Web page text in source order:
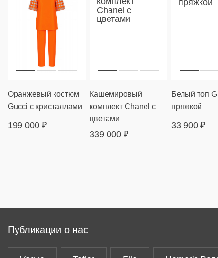
Оранжевый костюм
Gucci с кристаллами
199 000 ₽
Кашемировый
комплект Chanel с
цветами
339 000 ₽
Белый топ
пряжкой
33 900 ₽
Публикации о нас